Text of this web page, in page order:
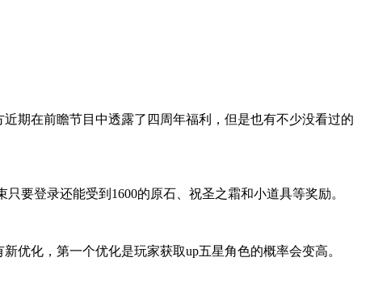
期在前瞻节目中透露了四周年福利，但是也有不少没看过的
要登录还能受到1600的原石、祝圣之霜和小道具等奖励。
优化，第一个优化是玩家获取up五星角色的概率会变高。